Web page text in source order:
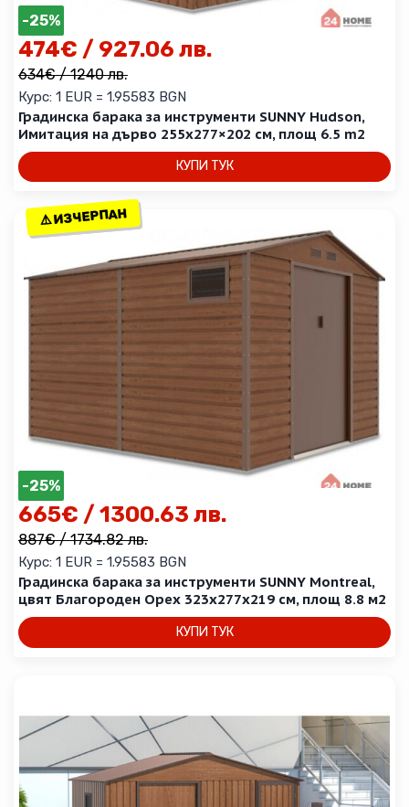
Градинска барака за инструменти SUNNY Hudson,
Имитация на дърво 255х277×202 см, площ 6.5 m2
-25%
634€/ 1240 лв.
474€ / 927.06 лв.
Курс: 1 EUR = 1.95583 BGN
КУПИ ТУК
⚠️ ИЗЧЕРПАН
⚠️ ИЗЧЕРПАН
Градинска барака за инструменти SUNNY Montreal,
цвят Благороден Орех 323х277х219 см, площ 8.8 м2
-25%
887€/ 1734.82 лв.
665€ / 1300.63 лв.
Курс: 1 EUR = 1.95583 BGN
КУПИ ТУК